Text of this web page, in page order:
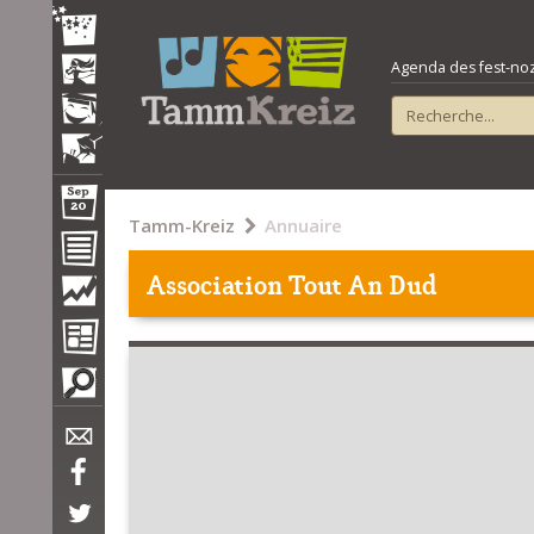
Agenda des fest-
Tamm-Kreiz Annuaire
Association Tout An Dud